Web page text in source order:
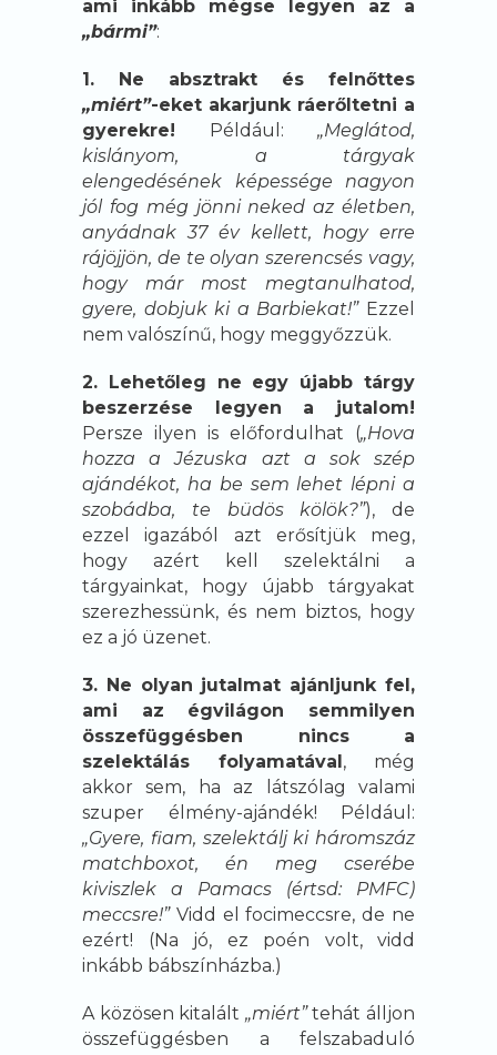
ami inkább mégse legyen az a
„bármi”:
1. Ne absztrakt és felnőttes
„miért”-eket akarjunk ráerőltetni a
gyerekre! Például: „Meglátod,
kislányom, a tárgyak
elengedésének képessége nagyon
jól fog még jönni neked az életben,
anyádnak 37 év kellett, hogy erre
rájöjjön, de te olyan szerencsés vagy,
hogy már most megtanulhatod,
gyere, dobjuk ki a Barbiekat!”Ezzel
nem valószínű, hogy meggyőzzük.
2. Lehetőleg ne egy újabb tárgy
beszerzése legyen a jutalom!
Persze ilyen is előfordulhat („Hova
hozza a Jézuska azt a sok szép
ajándékot, ha be sem lehet lépni a
szobádba, te büdös kölök?”), de
ezzel igazából azt erősítjük meg,
hogy azért kell szelektálni a
tárgyainkat, hogy újabb tárgyakat
szerezhessünk, és nem biztos, hogy
ez a jó üzenet.
3. Ne olyan jutalmat ajánljunk fel,
ami az égvilágon semmilyen
összefüggésben nincs a
szelektálás folyamatával, még
akkor sem, ha az látszólag valami
szuper élmény-ajándék! Például:
„Gyere, fiam, szelektálj ki háromszáz
matchboxot, én meg cserébe
kiviszlek a Pamacs (értsd: PMFC)
meccsre!”Vidd el focimeccsre, de ne
ezért! (Na jó, ez poén volt, vidd
inkább bábszínházba.)
A közösen kitalált „miért”tehát álljon
összefüggésben a felszabaduló